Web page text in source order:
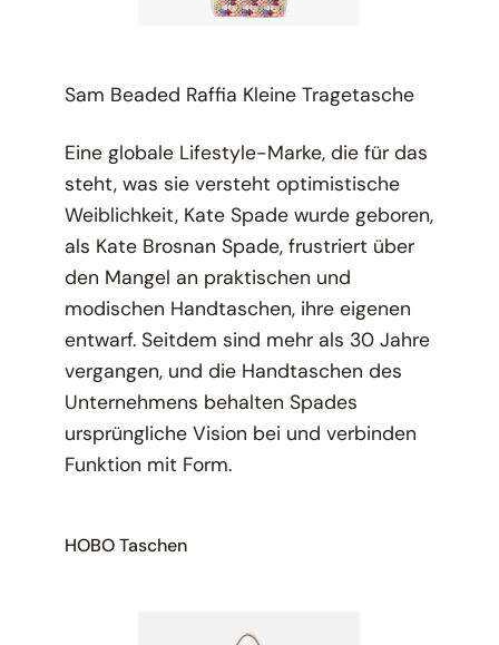
Sam Beaded Raffia Kleine Tragetasche
Eine globale Lifestyle-Marke, die für das
steht, was sie versteht optimistische
Weiblichkeit, Kate Spade wurde geboren,
als Kate Brosnan Spade, frustriert über
den Mangel an praktischen und
modischen Handtaschen, ihre eigenen
entwarf. Seitdem sind mehr als 30 Jahre
vergangen, und die Handtaschen des
Unternehmens behalten Spades
ursprüngliche Vision bei und verbinden
Funktion mit Form.
HOBO Taschen